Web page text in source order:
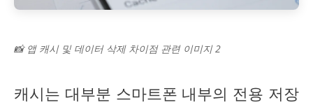
📸 앱 캐시 및 데이터 삭제 차이점 관련 이미지 2
캐시는 대부분 스마트폰 내부의 전용 저장